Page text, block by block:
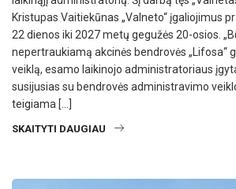
Kristupas Vaitiekūnas „Valneto“ įgaliojimus
22 dienos iki 2027 metų gegužės 20-osios.
nepertraukiamą akcinės bendrovės „Lifosa“
veiklą, esamo laikinojo administratoriaus
susijusias su bendrovės administravimo
teigiama […]
SKAITYTI DAUGIAU